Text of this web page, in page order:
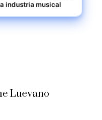
industria musical
Luevano